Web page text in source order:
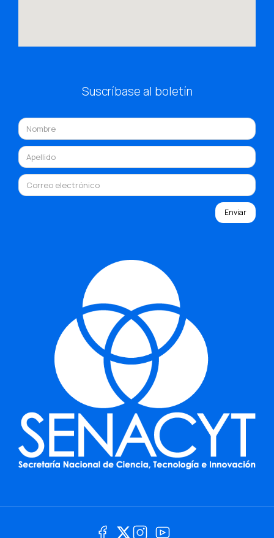
Suscríbase al boletín
Enviar